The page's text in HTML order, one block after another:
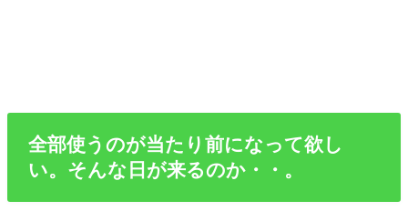
全部使うのが当たり前になって欲し
い。そんな日が来るのか・・。